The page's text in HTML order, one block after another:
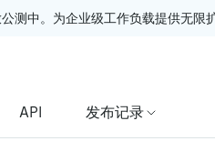
测中。为企业级工作负载提供无限
API 发布记录